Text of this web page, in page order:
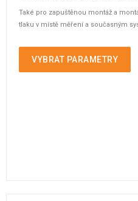
Také pro zapuštěnou montáž a
tlaku v místě měření a současným
VYBRAT PARAMETRY